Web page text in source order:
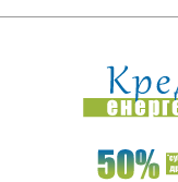
17:45:Stranka
kućnih lju...
17:45:More kod
step...